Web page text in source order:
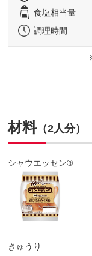
食塩相当量
調理時間
材料（2人分）
シャウエッセン®
きゅうり